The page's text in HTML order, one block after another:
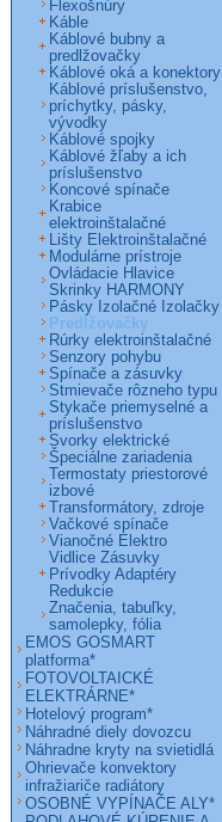
Flexošnúry
Káble
Káblové bubny a
predlžovačky
Káblové oká a konektory
Káblové príslušenstvo,
príchytky, pásky,
vývodky
Káblové spojky
Káblové žľaby a ich
príslušenstvo
Koncové spínače
Krabice
elektroinštalačné
Lišty Elektroinštalačné
Modulárne prístroje
Ovládacie Hlavice
Skrinky HARMONY
Pásky Izolačné Izolačky
Predlžovačky
Rúrky elektroinštalačné
Senzory pohybu
Spínače a zásuvky
Stmievače rôzneho typu
Stykače priemyselné a
príslušenstvo
Svorky elektrické
Špeciálne zariadenia
Termostaty priestorové
izbové
Transformátory, zdroje
Vačkové spínače
Vianočné Elektro
Vidlice Zásuvky
Prívodky Adaptéry
Redukcie
Značenia, tabuľky,
samolepky, fólia
EMOS GOSMART
platforma*
FOTOVOLTAICKÉ
ELEKTRÁRNE*
Hotelový program*
Náhradné diely dovozcu
Náhradne kryty na svietidlá
Ohrievače konvektory
infražiariče radiátory
OSOBNÉ VYPÍNAČE ALY*